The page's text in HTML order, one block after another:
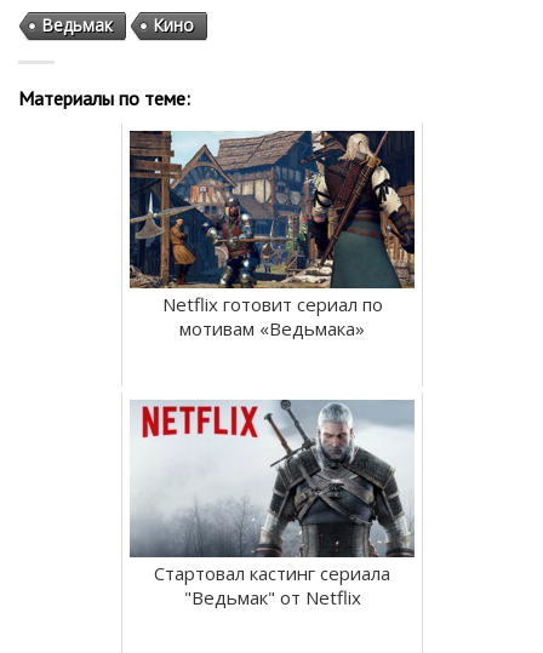
Ведьмак Кино
Материалы по теме:
Netflix готовит сериал по
мотивам «Ведьмака»
Стартовал кастинг сериала
"Ведьмак" от Netflix